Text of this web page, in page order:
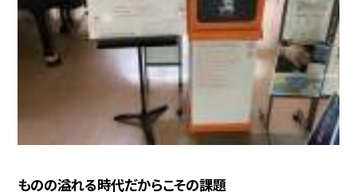
ものの溢れる時代だからこその課題